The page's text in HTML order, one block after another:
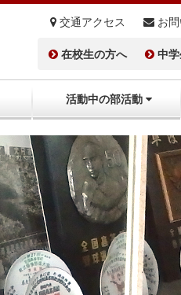
交通アクセス お
在校生の方へ 中
活動中の部活動